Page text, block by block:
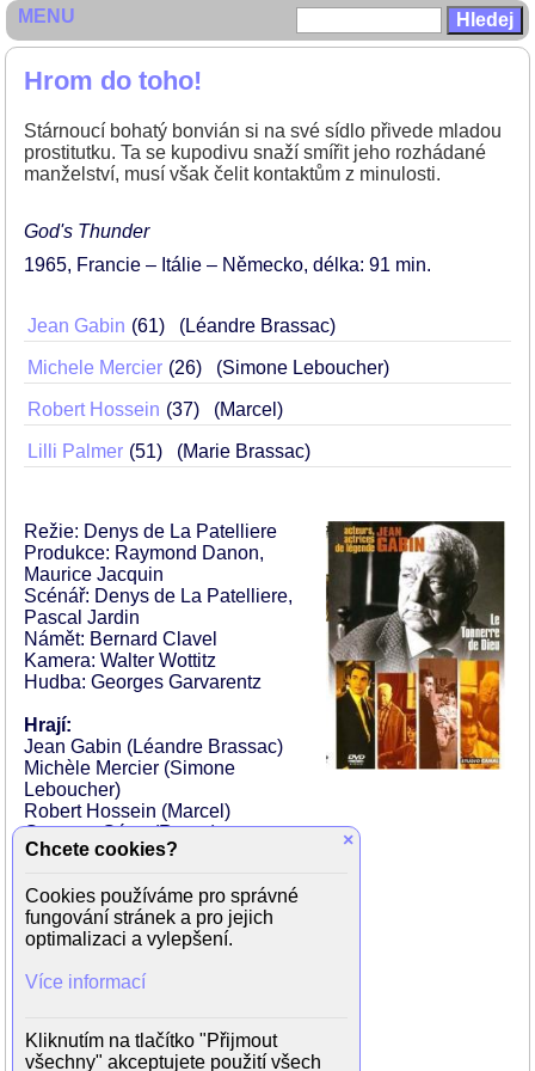
Hrom do toho!
Stárnoucí bohatý bonvián si na své sídlo přivede mladou
prostitutku. Ta se kupodivu snaží smířit jeho rozhádané
manželství, musí však čelit kontaktům z minulosti.
God's Thunder
1965 Francie – Itálie – Německo délka: 91 min
Jean Gabin 61 (Léandre Brassac)
Michele Mercier 26 (Simone Leboucher)
Robert Hossein 37 (Marcel)
Lilli Palmer 51 (Marie Brassac)
Režie: Denys de La Patelliere
Produkce: Raymond Danon,
Maurice Jacquin
Scénář: Denys de La Patelliere,
Pascal Jardin
Námět: Bernard Clavel
Kamera: Walter Wottitz
Hudba: Georges Garvarentz
Hrají:
Jean Gabin (Léandre Brassac)
Michèle Mercier (Simone
Leboucher)
Robert Hossein (Marcel)
Georges Géret (Roger)
Emma Daniel (dáma s jezevčíkem)
Nino Vingelli (majitel kavárny)
Daniel Ceccaldi (kněz)
Louis Arbessier (ministr Bricard)
Danielle Durou (dívka)
Hélene Tossy (host v bistru)
MENU
×
Chcete cookies?
Cookies používáme pro správné
fungování stránek a pro jejich
optimalizaci a vylepšení.
Více informací
Kliknutím na tlačítko "Přijmout
všechny" akceptujete použití všech